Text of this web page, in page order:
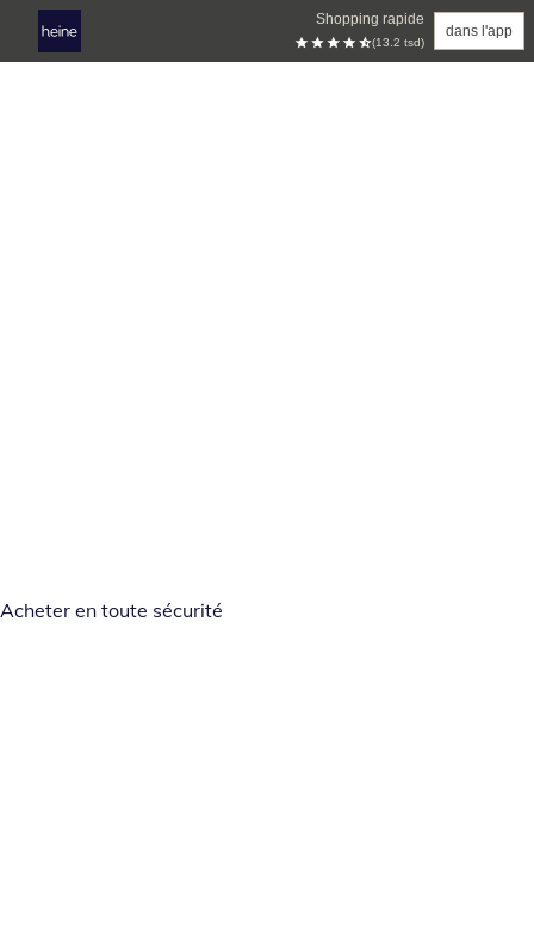
Shopping rapide
(13.2 tsd)
dans l'app
Acheter en toute sécurité